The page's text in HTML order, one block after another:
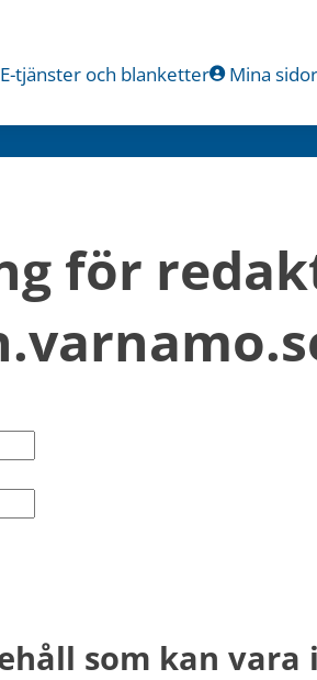
E-tjänster och blanketter Mina
för
som kan